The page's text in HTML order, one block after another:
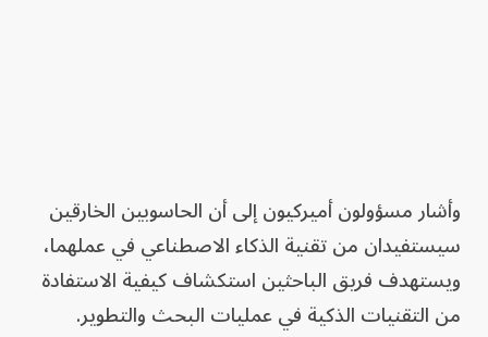
وأشار مسؤولون أميركيون إلى أن الحاسوبين الخارقين
سيستفيدان من تقنية الذكاء الاصطناعي في عملهما،
ويستهدف فريق الباحثين استكشاف كيفية الاستفادة
من التقنيات الذكية في عمليات البحث والتطوير.